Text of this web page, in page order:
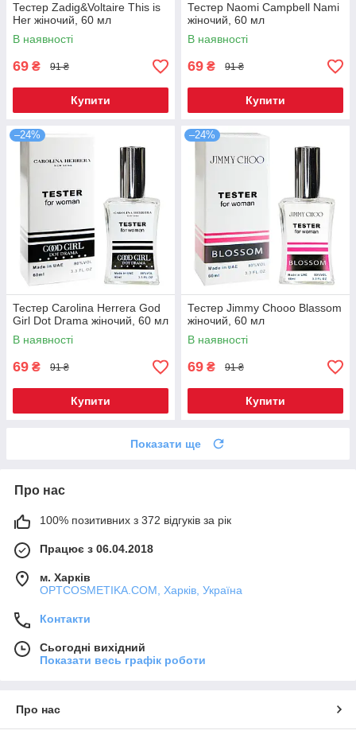
Тестер Zadig&Voltaire This is
Her жіночий, 60 мл
В наявності
69 ₴ 91 ₴
Купити
Тестер Naomi Campbell Nami
жіночий, 60 мл
В наявності
69 ₴ 91 ₴
Купити
–24%
Тестер Carolina Herrera God
Girl Dot Drama жіночий, 60 мл
В наявності
69 ₴ 91 ₴
Купити
–24%
Тестер Jimmy Chooo Blassom
жіночий, 60 мл
В наявності
69 ₴ 91 ₴
Купити
Показати ще
Про нас
100% позитивних з 372 відгуків за рік
Працює з 06.04.2018
м. Харків
OPTCOSMETIKA.COM, Харків, Україна
Контакти
Сьогодні вихідний
Показати весь графік роботи
Про нас